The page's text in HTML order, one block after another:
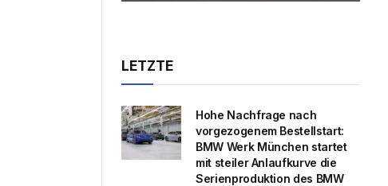
LETZTE
Hohe Nachfrage nach
vorgezogenem Bestellstart:
BMW Werk München startet
mit steiler Anlaufkurve die
Serienproduktion des BMW